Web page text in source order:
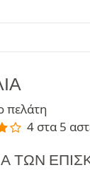
πελάτη
4 στα 5
ΤΩΝ